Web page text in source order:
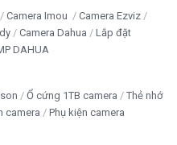
Camera Imou
Camera Ezviz
Camera Dahua
Lắp đặt
DAHUA
Ổ cứng 1TB camera
Thẻ nhớ
camera Phụ kiện camera